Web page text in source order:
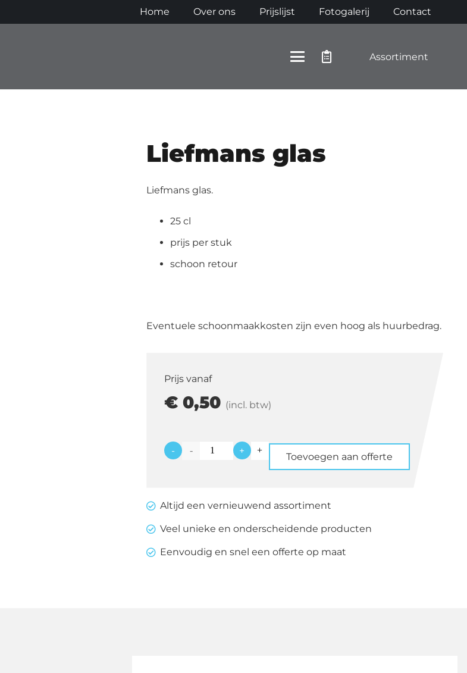
Home Over ons Prijslijst Fotogalerij Contact
Assortiment
Liefmans glas
Liefmans glas.
25 cl
prijs per stuk
schoon retour
Eventuele schoonmaakkosten zijn even hoog als huurbedrag.
Prijs vanaf
€ 0,50 (incl. btw)
-
Liefmans
+ Toevoegen aan offerte
Altijd een vernieuwend assortiment
Veel unieke en onderscheidende producten
Eenvoudig en snel een offerte op maat